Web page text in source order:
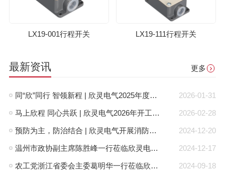
LX19-001行程开关 LX19-111行程开关
最新资讯 更多
2026-01-31
同“欣”同行 智领新程 | 欣灵电气2025年度表彰总结大会暨新年酒会成功举办！
2026-02-28
马上欣程 同心共跃 | 欣灵电气2026年开工大吉！
2024-12-20
预防为主，防治结合 | 欣灵电气开展消防应急预案演练活动
2024-12-17
温州市政协副主席陈胜峰一行莅临欣灵电气调研指导
2024-09-18
农工党浙江省委会主委葛明华一行莅临欣灵电气考察调研